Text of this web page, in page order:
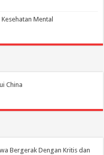
Mental
China
Bergerak Dengan Kritis dan